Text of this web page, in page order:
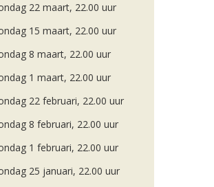
22 maart, 22.00 uur
15 maart, 22.00 uur
8 maart, 22.00 uur
1 maart, 22.00 uur
22 februari, 22.00 uur
8 februari, 22.00 uur
1 februari, 22.00 uur
25 januari, 22.00 uur